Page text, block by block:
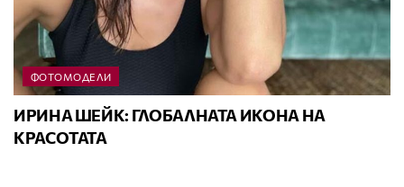
ФОТОМОДЕЛИ
ИРИНА ШЕЙК: ГЛОБАЛНАТА ИКОНА НА
КРАСОТАТА